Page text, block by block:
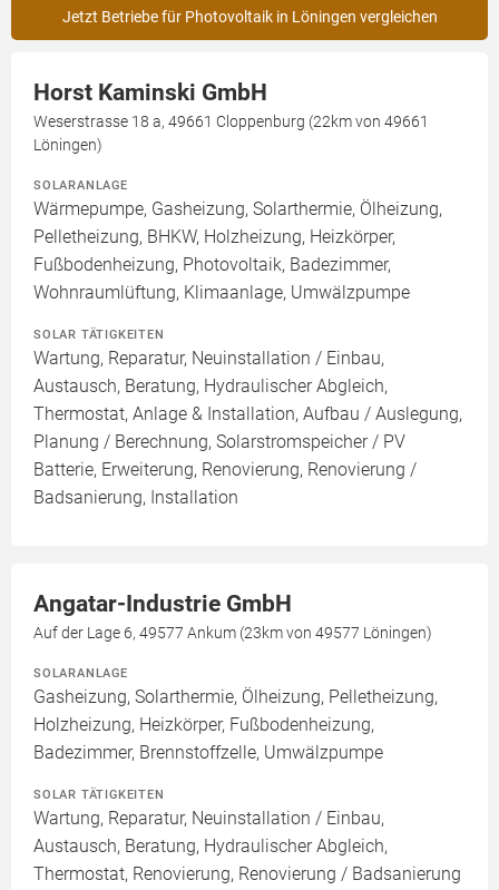
Jetzt Betriebe für Photovoltaik in Löningen vergleichen
Horst Kaminski GmbH
Weserstrasse 18 a, 49661 Cloppenburg (22km von 49661
Löningen)
SOLARANLAGE
Wärmepumpe, Gasheizung, Solarthermie, Ölheizung,
Pelletheizung, BHKW, Holzheizung, Heizkörper,
Fußbodenheizung, Photovoltaik, Badezimmer,
Wohnraumlüftung, Klimaanlage, Umwälzpumpe
SOLAR TÄTIGKEITEN
Wartung, Reparatur, Neuinstallation / Einbau,
Austausch, Beratung, Hydraulischer Abgleich,
Thermostat, Anlage & Installation, Aufbau / Auslegung,
Planung / Berechnung, Solarstromspeicher / PV
Batterie, Erweiterung, Renovierung, Renovierung /
Badsanierung, Installation
Angatar-Industrie GmbH
Auf der Lage 6, 49577 Ankum (23km von 49577 Löningen)
SOLARANLAGE
Gasheizung, Solarthermie, Ölheizung, Pelletheizung,
Holzheizung, Heizkörper, Fußbodenheizung,
Badezimmer, Brennstoffzelle, Umwälzpumpe
SOLAR TÄTIGKEITEN
Wartung, Reparatur, Neuinstallation / Einbau,
Austausch, Beratung, Hydraulischer Abgleich,
Thermostat, Renovierung, Renovierung / Badsanierung